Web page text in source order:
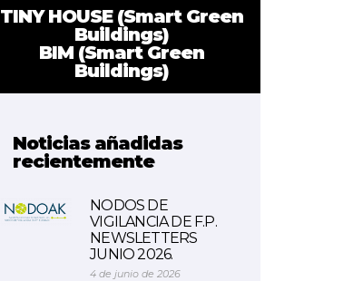
TINY HOUSE (Smart Green
Buildings)
BIM (Smart Green
Buildings)
Noticias añadidas
recientemente
NODOS DE
VIGILANCIA DE F.P.
NEWSLETTERS
JUNIO 2026.
4 de junio de 2026